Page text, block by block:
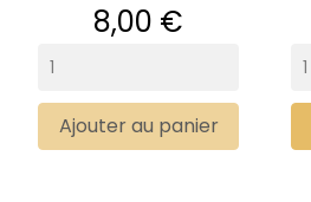
Prix
8,00 €
Ajouter au panier